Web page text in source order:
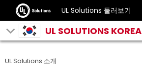
UL Solutions 둘러보기
UL SOLUTIONS KOREA
UL Solutions 소개